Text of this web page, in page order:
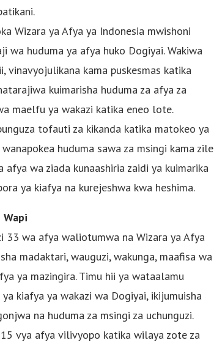
Wizara ya Afya ya Indonesia mwishoni
wa huduma ya afya huko Dogiyai. Wakiwa
vinavyojulikana kama puskesmas katika
kuimarisha huduma za afya za
maelfu ya wakazi katika eneo lote.
tofauti za kikanda katika matokeo ya
huduma sawa za msingi kama zile
wa ziada kunaashiria zaidi ya kuimarika
ya kiafya na kurejeshwa kwa heshima.
33 wa afya waliotumwa na Wizara ya Afya
madaktari, wauguzi, wakunga, maafisa wa
ya mazingira. Timu hii ya wataalamu
kiafya ya wakazi wa Dogiyai, ikijumuisha
na huduma za msingi za uchunguzi.
vya afya vilivyopo katika wilaya zote za